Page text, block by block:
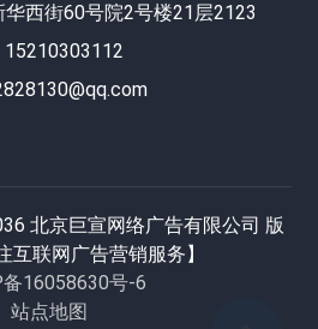
西街60号院2号楼21层2123
15210303112
北京巨宣网络广告有限公司 版
互联网广告营销服务】
16058630号-6
站点地图